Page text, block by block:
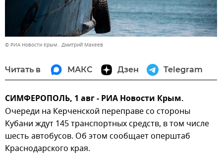
© РИА Новости Крым . Дмитрий Макеев
Читать в МАКС Дзен Telegram
СИМФЕРОПОЛЬ, 1 авг - РИА Новости Крым.
Очереди на Керченской переправе со стороны
Кубани ждут 145 транспортных средств, в том числе
шесть автобусов. Об этом сообщает оперштаб
Краснодарского края.